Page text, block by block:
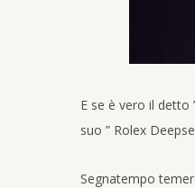
E se è vero il detto
suo ” Rolex
Segnatempo